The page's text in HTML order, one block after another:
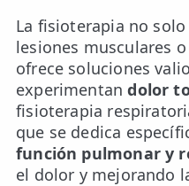
La fisioterapia no
lesiones musculares
ofrece soluciones
experimentandolor
fisioterapia
que se dedica
función pulmonar y
el dolor y mejorando